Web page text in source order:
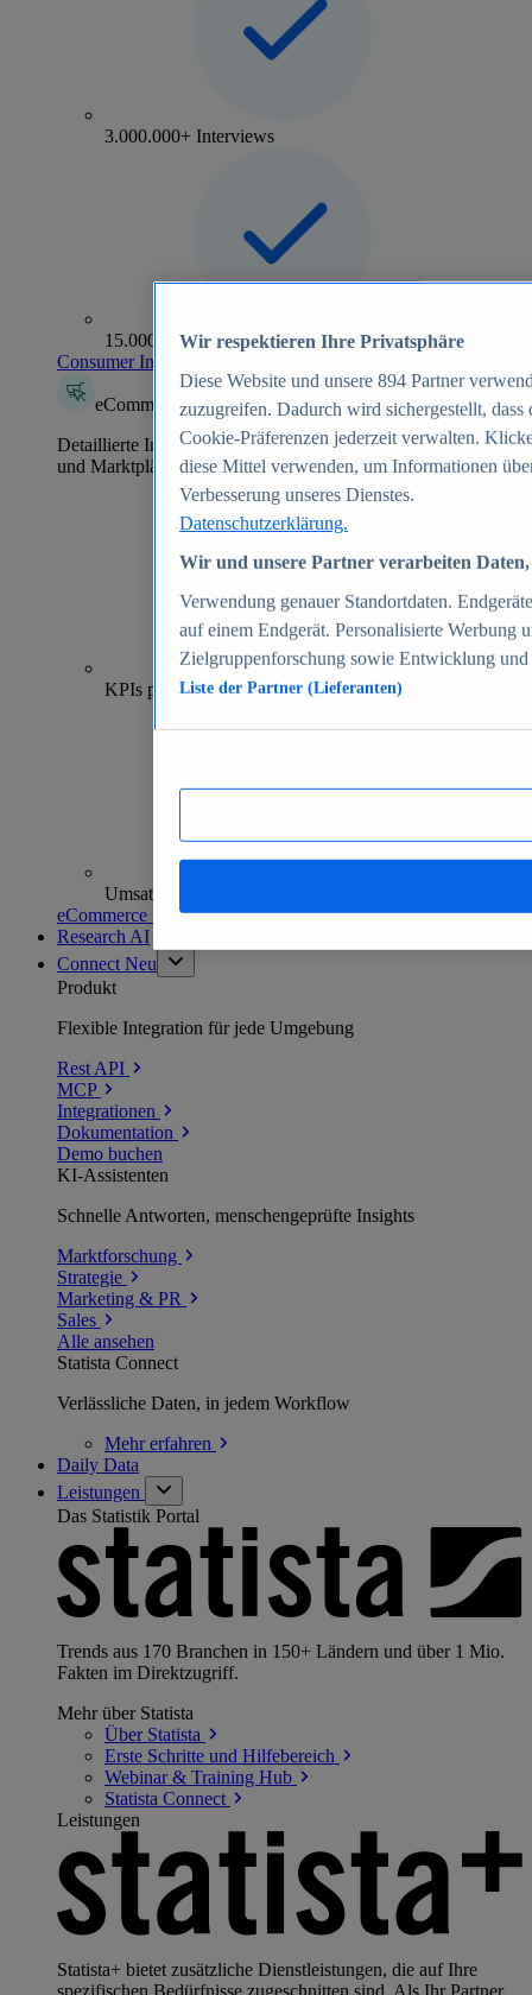
3.000.000+ Interviews
15.000+ Marken
Consumer Insights entdecken
eCommerce Insights
Detaillierte Informationen zu mehr als 39.000 Online-Shops
und Marktplätzen
70+
KPIs pro Shop
Umsatzanalysen und -prognosen
eCommerce Insights entdecken
Research AI
Connect Neu
Produkt
Flexible Integration für jede Umgebung
Rest API
MCP
Integrationen
Dokumentation
Demo buchen
KI-Assistenten
Schnelle Antworten, menschengeprüfte Insights
Marktforschung
Strategie
Marketing & PR
Sales
Alle ansehen
Statista Connect
Verlässliche Daten, in jedem Workflow
Mehrerfahren
Daily Data
Leistungen
Das Statistik Portal
Trends aus 170 Branchen in 150+ Ländern und über 1 Mio.
Fakten im Direktzugriff.
Mehr über Statista
Über Statista
Erste Schritte und Hilfebereich
Webinar & Training Hub
Statista Connect
Leistungen
Statista+ bietet zusätzliche Dienstleistungen, die auf Ihre
spezifischen Bedürfnisse zugeschnitten sind. Als Ihr Partner
Wir respektieren Ihre Privatsphäre
Diese Website und unsere 894 Partner
zuzugreifen. Dadurch wird sichergestellt,
Cookie-Präferenzen jederzeit verwalten.
diese Mittel verwenden, um Informationen
Verbesserung unseres Dienstes.
Datenschutzerklärung.
Wir und unsere Partner verarbeiten
Verwendung genauer Standortdaten.
auf einem Endgerät. Personalisierte Werbung
Zielgruppenforschung sowie Entwicklung
Liste der Partner (Lieferanten)